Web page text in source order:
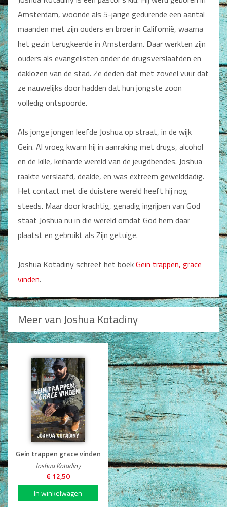
Man
Vrouw
Alle producten
Seksualiteit
Jongerenboeken
Kinderboeken
Voorlezen
Zelf lezen
Doeboeken
Alle producten
Cadeauboeken
Gideonietjes
Dagboeken
Gebed
Bijbel en Wetenschap
Alphacursus
Vervolgde kerk
Evangelisatie en Zending
Kerk en Israël
Gemeenteleven en Leiderschap
Pastoraat
Romans en Verhalen
Fictie
Non-Fictie
Alle producten
Films en Luisterboeken
Amsterdam, woonde als 5-jarige gedurende een aantal
maanden met zijn ouders en broer in Californië, waarna
het gezin terugkeerde in Amsterdam. Daar werkten zijn
ouders als evangelisten onder de drugsverslaafden en
daklozen van de stad. Ze deden dat met zoveel vuur dat
ze nauwelijks door hadden dat hun jongste zoon
volledig ontspoorde.
Als jonge jongen leefde Joshua op straat, in de wijk
Gein. Al vroeg kwam hij in aanraking met drugs, alcohol
en de kille, keiharde wereld van de jeugdbendes. Joshua
raakte verslaafd, dealde, en was extreem gewelddadig.
Het contact met die duistere wereld heeft hij nog
steeds. Maar door krachtig, genadig ingrijpen van God
staat Joshua nu in die wereld omdat God hem daar
plaatst en gebruikt als Zijn getuige.
Joshua Kotadiny schreef het boekGein trappen, grace
vinden.
Meer van Joshua Kotadiny
Gein trappen grace vinden
Joshua Kotadiny
€ 12,50